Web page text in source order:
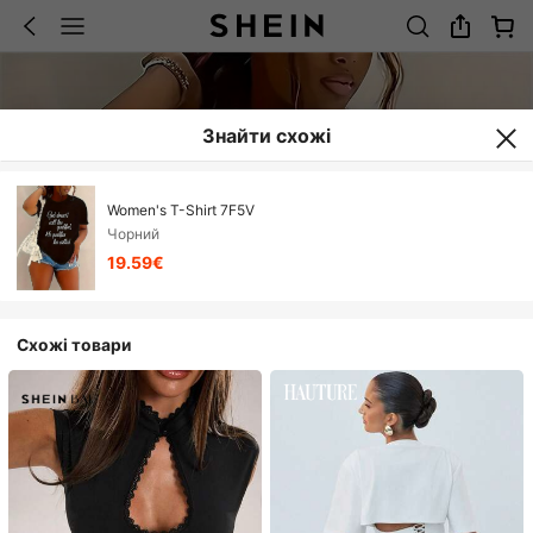
Знайти схожі
Women's T-Shirt 7F5V
Чорний
19.59€
Схожі товари